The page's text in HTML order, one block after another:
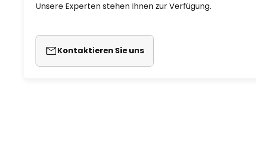
Unsere Experten stehen Ihnen zur Verfügung.
Kontaktieren Sie uns